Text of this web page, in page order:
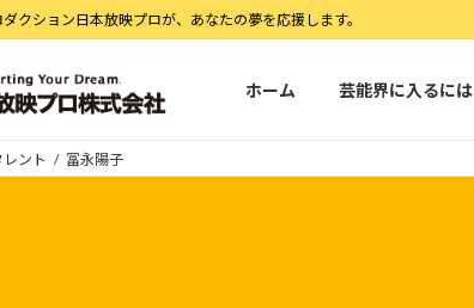
クション日本放映プロが、あなたの夢を応援します。
ホーム 芸能界に入るには
ント 冨永陽子